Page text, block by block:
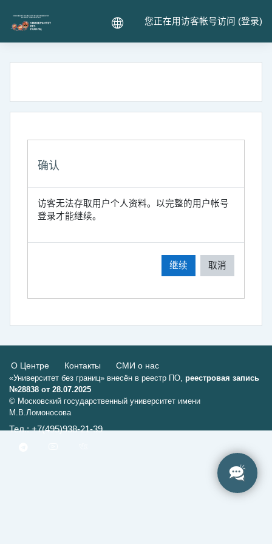
您正在用访客帐号访问 (登录)
确认
访客无法存取用户个人资料。以完整的用户帐号
登录才能继续。
继续 取消
О Центре Контакты СМИ о нас
«Университет без границ» внесён в реестр ПО, реестровая запись
№28838 от 28.07.2025
© Московский государственный университет имени
М.В.Ломоносова
Тел.: +7(495)938-21-39